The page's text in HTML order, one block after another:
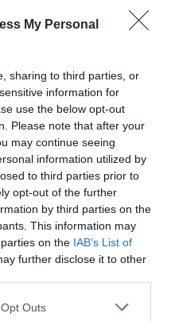
My Personal
sharing to third parties, or
information for
use the below opt-out
Please note that after your
may continue seeing
information utilized by
to third parties prior to
opt-out of the further
by third parties on the
This information may
on the IAB’s List of
further disclose it to other
Outs
utazunk
2024.06.27.